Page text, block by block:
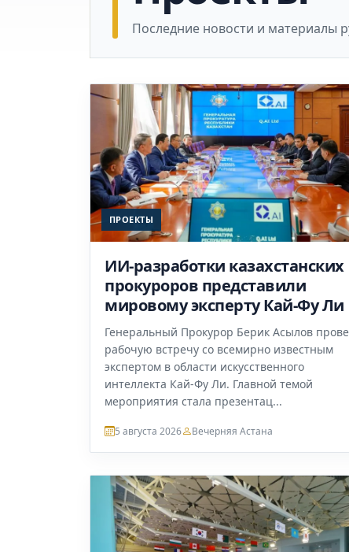
Последние новости и материалы
ПРОЕКТЫ
ИИ-разработки казахстанских
прокуроров представили
мировому эксперту Кай-Фу Ли
Генеральный Прокурор Берик Асылов
рабочую встречу со всемирно известным
экспертом в области искусственного
интеллекта Кай-Фу Ли. Главной темой
мероприятия стала презентац...
5 августа 2026 Вечерняя Астана